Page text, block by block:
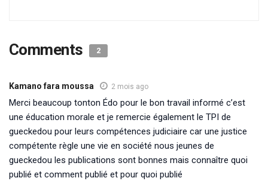
Comments 2
Kamano fara moussa 2 mois ago
Merci beaucoup tonton Édo pour le bon travail informé c’est
une éducation morale et je remercie également le TPI de
gueckedou pour leurs compétences judiciaire car une justice
compétente règle une vie en société nous jeunes de
gueckedou les publications sont bonnes mais connaître quoi
publié et comment publié et pour quoi publié